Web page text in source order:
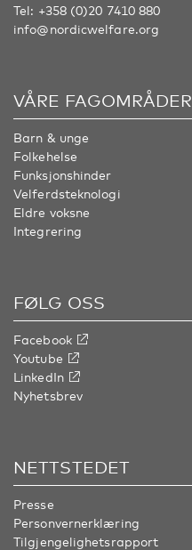
Tel: +358 (0)20 7410 880
info@nordicwelfare.org
VÅRE FAGOMRÅDER
Barn & unge
Folkehelse
Funksjonshinder
Velferdsteknologi
Eldre voksne
Integrering
FØLG OSS
Facebook
Youtube
LinkedIn
Nyhetsbrev
NETTSTEDET
Presse
Personvernerklæring
Tilgjengelighetsrapport